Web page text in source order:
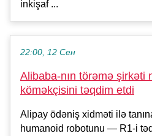
inkişaf ...
22:00, 12 Сен
Alibaba-nın törəmə şirkəti
köməkçisini təqdim etdi
Alipay ödəniş xidməti ilə
humanoid robotunu — R1-i